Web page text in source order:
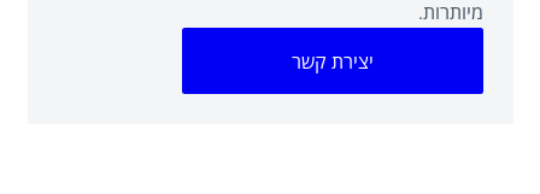
מיותרות.
יצירת קשר